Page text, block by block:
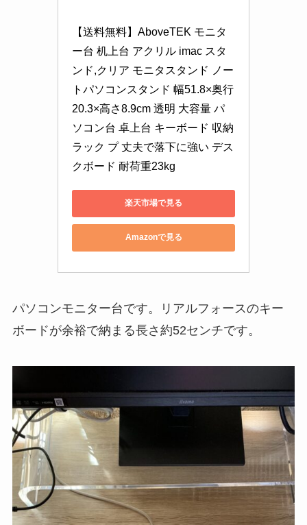
【送料無料】AboveTEK モニタ
ー台 机上台 アクリル imac スタ
ンド,クリア モニタスタンド ノー
トパソコンスタンド 幅51.8×奥行
20.3×高さ8.9cm 透明 大容量 パ
ソコン台 卓上台 キーボード 収納
ラック プ 丈夫で落下に強い デス
クボード 耐荷重23kg
楽天市場で見る
Amazonで見る
パソコンモニター台です。リアルフォースのキー
ボードが余裕で納まる長さ約52センチです。